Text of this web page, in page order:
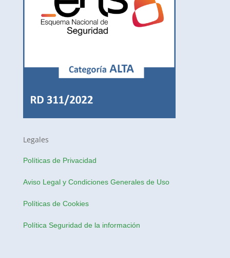
Legales
Políticas de Privacidad
Aviso Legal y Condiciones Generales de Uso
Políticas de Cookies
Política Seguridad de la información